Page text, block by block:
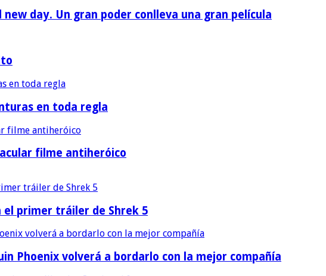
day. Un gran poder conlleva una gran película
en toda regla
filme antiheróico
primer tráiler de Shrek 5
Phoenix volverá a bordarlo con la mejor compañía